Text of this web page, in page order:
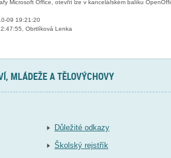
Microsoft Office, otevřít lze v kancelářském balíku
09 19:21:20
Obrtlíková Lenka
MLÁDEŽE A TĚLOVÝCHOVY
Důležité odkazy
Školský rejstřík